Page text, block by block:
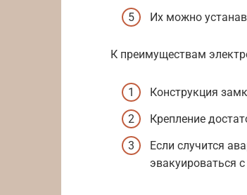
Их можно
К преимуществам
Конструкция
Крепление
Если случится
эвакуироваться